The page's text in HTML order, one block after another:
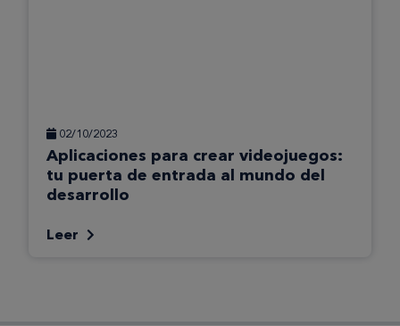
02/10/2023
Aplicaciones para crear videojuegos:
tu puerta de entrada al mundo del
desarrollo
Leer